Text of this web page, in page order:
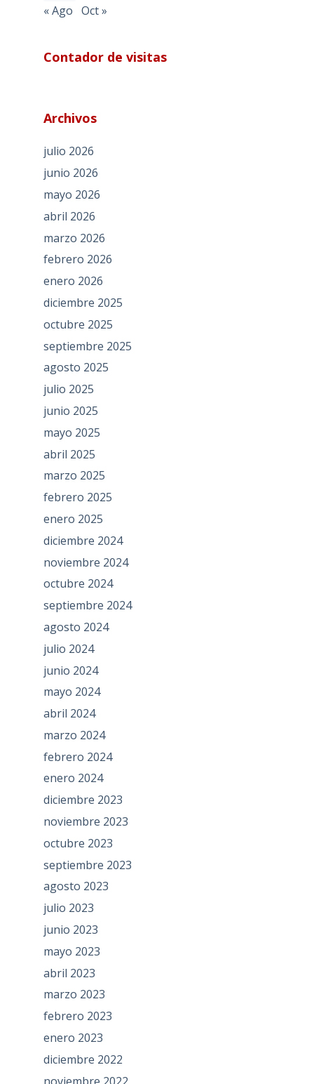
« Ago Oct »
Contador de visitas
Archivos
julio 2026
junio 2026
mayo 2026
abril 2026
marzo 2026
febrero 2026
enero 2026
diciembre 2025
octubre 2025
septiembre 2025
agosto 2025
julio 2025
junio 2025
mayo 2025
abril 2025
marzo 2025
febrero 2025
enero 2025
diciembre 2024
noviembre 2024
octubre 2024
septiembre 2024
agosto 2024
julio 2024
junio 2024
mayo 2024
abril 2024
marzo 2024
febrero 2024
enero 2024
diciembre 2023
noviembre 2023
octubre 2023
septiembre 2023
agosto 2023
julio 2023
junio 2023
mayo 2023
abril 2023
marzo 2023
febrero 2023
enero 2023
diciembre 2022